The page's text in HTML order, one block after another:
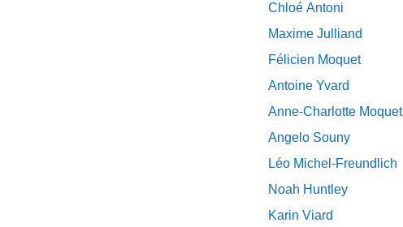
Chloé Antoni
Maxime Julliand
Félicien Moquet
Antoine Yvard
Anne-Charlotte Moquet
Angelo Souny
Léo Michel-Freundlich
Noah Huntley
Karin Viard